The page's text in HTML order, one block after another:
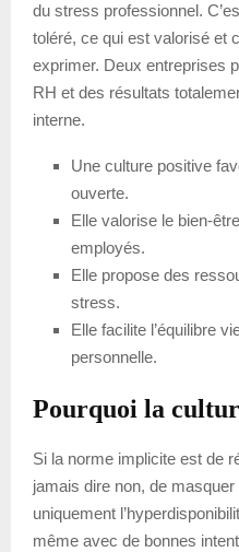
du stress professionnel.
toléré, ce qui est valorisé et
exprimer. Deux entreprises
RH et des résultats
interne.
Une culture positive
ouverte.
Elle valorise le bien-
employés.
Elle propose des
stress.
Elle facilite l’équilibre
personnelle.
Pourquoi la
Si la norme implicite est de
jamais dire non, de
uniquement
même avec de bonnes